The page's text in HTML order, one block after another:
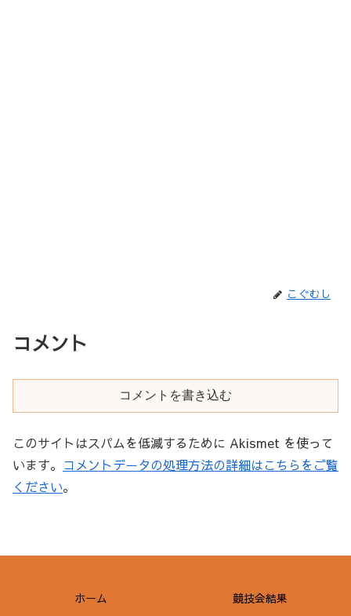
こぐむし
コメント
コメントを書き込む
このサイトはスパムを低減するために Akismet を使って
います。 コメントデータの処理方法の詳細はこちらをご覧
ください。
ホーム
競技会結果